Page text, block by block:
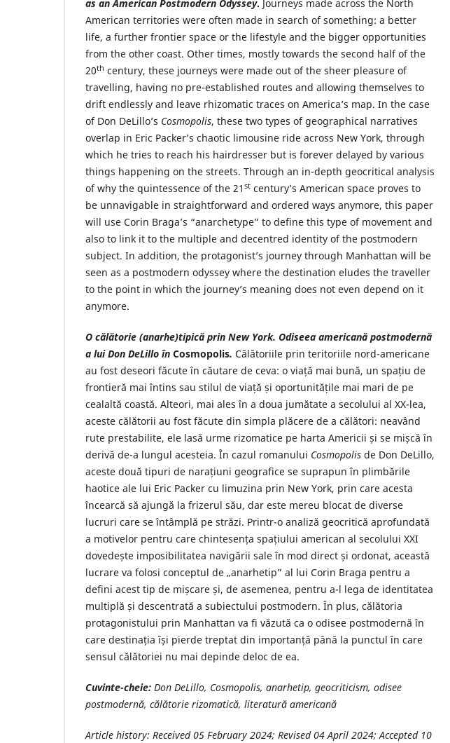
as an American Postmodern Odyssey. Journeys made across the North
American territories were often made in search of something: a better
life, a further frontier space or the lifestyle and the bigger opportunities
from the other coast. Other times, mostly towards the second half of the
20th century, these journeys were made out of the sheer pleasure of
travelling, having no pre-established routes and allowing themselves to
drift endlessly and leave rhizomatic traces on America’s map. In the case
of Don DeLillo’s Cosmopolis, these two types of geographical narratives
overlap in Eric Packer’s chaotic limousine ride across New York, through
which he tries to reach his hairdresser but is forever delayed by various
things happening on the streets. Through an in-depth geocritical analysis
of why the quintessence of the 21 st century’s American space proves to
be unnavigable in straightforward and ordered ways anymore, this paper
will use Corin Braga’s “anarchetype” to define this type of movement and
also to link it to the multiple and decentred identity of the postmodern
subject. In addition, the protagonist’s journey through Manhattan will be
seen as a postmodern odyssey where the destination eludes the traveller
to the point in which the journey’s meaning does not even depend on it
anymore.
O călătorie (anarhe)tipică prin New York. Odiseea americană postmodernă
a lui Don DeLillo în Cosmopolis. Călătoriile prin teritoriile nord-americane
au fost deseori făcute în căutare de ceva: o viață mai bună, un spațiu de
frontieră mai întins sau stilul de viață și oportunitățile mai mari de pe
cealaltă coastă. Alteori, mai ales în a doua jumătate a secolului al XX-lea,
aceste călătorii au fost făcute din simpla plăcere de a călători: neavând
rute prestabilite, ele lasă urme rizomatice pe harta Americii și se mișcă în
derivă de-a lungul acesteia. În cazul romanului Cosmopolis de Don DeLillo,
aceste două tipuri de narațiuni geografice se suprapun în plimbările
haotice ale lui Eric Packer cu limuzina prin New York, prin care acesta
încearcă să ajungă la frizerul său, dar este mereu blocat de diverse
lucruri care se întâmplă pe străzi. Printr-o analiză geocritică aprofundată
a motivelor pentru care chintesența spațiului american al secolului XXI
dovedește imposibilitatea navigării sale în mod direct și ordonat, această
lucrare va folosi conceptul de „anarhetip” al lui Corin Braga pentru a
defini acest tip de mișcare și, de asemenea, pentru a-l lega de identitatea
multiplă și descentrată a subiectului postmodern. În plus, călătoria
protagonistului prin Manhattan va fi văzută ca o odisee postmodernă în
care destinația își pierde treptat din importanță până la punctul în care
sensul călătoriei nu mai depinde deloc de ea.
Cuvinte-cheie: Don DeLillo, Cosmopolis, anarhetip, geocriticism, odisee
postmodernă, călătorie rizomatică, literatură americană
Article history: Received 05 February 2024; Revised 04 April 2024; Accepted 10